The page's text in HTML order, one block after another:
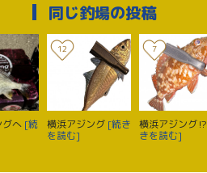
同じ釣場の投稿
グへ [続
12
横浜アジング [続き
を読む]
7
横浜アジング⁉️
きを読む]